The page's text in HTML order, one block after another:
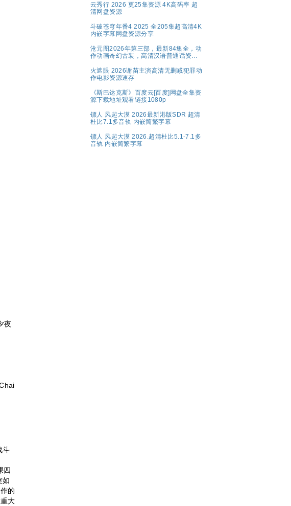
夜
斗
四
如
的
大
云秀行 2026 更25集资源 4K高码率 超
清网盘资源
斗破苍穹年番4 2025 全205集超高清4K
内嵌字幕网盘资源分享
沧元图2026年第三部，最新84集全，动
作动画奇幻古装，高清汉语普通话资源
火遮眼 2026谢苗主演高清无删减犯罪动
作电影资源速存
《斯巴达克斯》百度云[百度]网盘全集资
源下载地址观看链接1080p
镖人 风起大漠 2026最新港版SDR 超清
杜比7.1多音轨 内嵌简繁字幕
镖人 风起大漠 2026.超清杜比5.1-7.1多
音轨 内嵌简繁字幕